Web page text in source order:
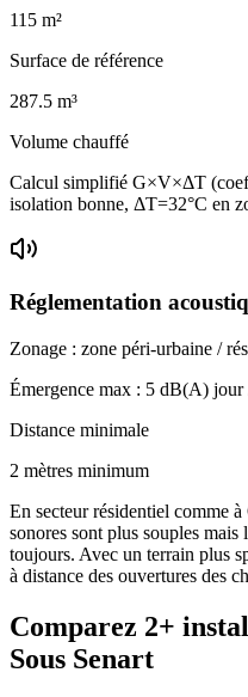
115 m²
Surface de référence
287.5 m³
Volume chauffé
Calcul simplifié G×V×ΔT
isolation bonne, ΔT=32°C en
Réglementation
Zonage : zone péri-urbaine /
Émergence max : 5 dB(A) jour
Distance minimale
2 mètres minimum
En secteur résidentiel comme
sonores sont plus souples
toujours. Avec un terrain plus
à distance des ouvertures des
Comparez 2+
Sous Senart